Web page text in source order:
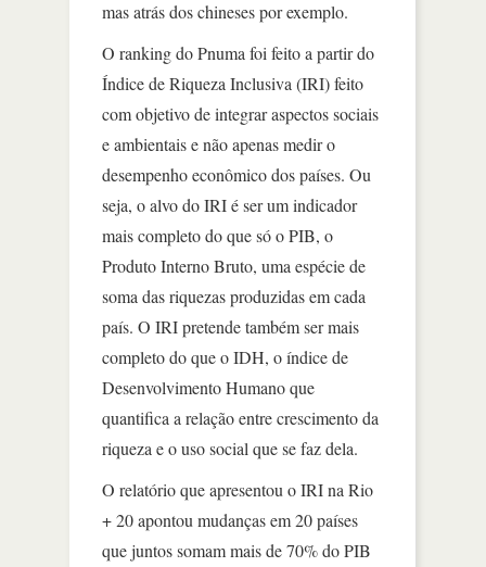
mas atrás dos chineses por exemplo.
O ranking do Pnuma foi feito a partir do
Índice de Riqueza Inclusiva (IRI) feito
com objetivo de integrar aspectos sociais
e ambientais e não apenas medir o
desempenho econômico dos países. Ou
seja, o alvo do IRI é ser um indicador
mais completo do que só o PIB, o
Produto Interno Bruto, uma espécie de
soma das riquezas produzidas em cada
país. O IRI pretende também ser mais
completo do que o IDH, o índice de
Desenvolvimento Humano que
quantifica a relação entre crescimento da
riqueza e o uso social que se faz dela.
O relatório que apresentou o IRI na Rio
+ 20 apontou mudanças em 20 países
que juntos somam mais de 70% do PIB